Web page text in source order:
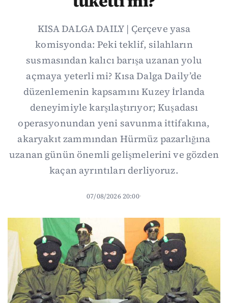
KISA DALGA DAILY | Çerçeve yasa
komisyonda: Peki teklif, silahların
susmasından kalıcı barışa uzanan yolu
açmaya yeterli mi? Kısa Dalga Daily’de
düzenlemenin kapsamını Kuzey İrlanda
deneyimiyle karşılaştırıyor; Kuşadası
operasyonundan yeni savunma ittifakına,
akaryakıt zammından Hürmüz pazarlığına
uzanan günün önemli gelişmelerini ve gözden
kaçan ayrıntıları derliyoruz.
07/08/2026 20:00·